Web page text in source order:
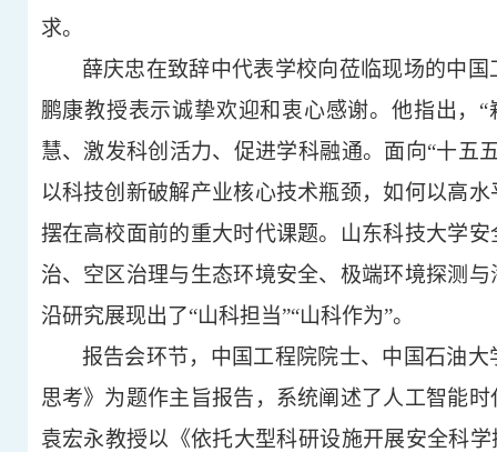
求。
薛庆忠在致辞中代表学校向莅临现场的中
鹏康教授表示诚挚欢迎和衷心感谢。他指出， “
慧、激发科创活力、促进学科融通。面向“十五
以科技创新破解产业核心技术瓶颈，如何以高
摆在高校面前的重大时代课题。山东科技大学
治、空区治理与生态环境安全、极端环境探测
沿研究展现出了“山科担当”“山科作为”。
报告会环节，中国工程院院士、中国石油
思考》为题作主旨报告，系统阐述了人工智能
袁宏永教授以《依托大型科研设施开展安全科